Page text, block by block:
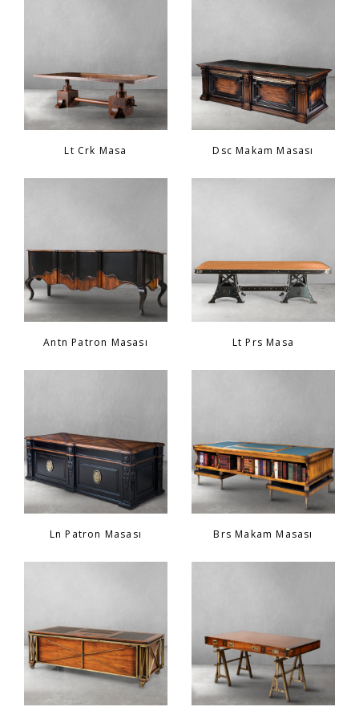
Yatak Odası
OFİS
KARL STARLING DERİ ÜRÜNLER
Lt Crk Masa Dsc Makam Masası
Antn Patron Masası Lt Prs Masa
Ln Patron Masası Brs Makam Masası